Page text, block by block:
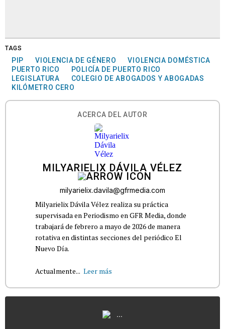
TAGS
PIP VIOLENCIA DE GÉNERO
VIOLENCIA DOMÉSTICA
PUERTO RICO
POLICÍA DE PUERTO RICO
LEGISLATURA
COLEGIO DE ABOGADOS Y ABOGADAS
KILÓMETRO CERO
ACERCA DEL AUTOR
MILYARIELIX DÁVILA VÉLEZ
milyarielix.davila@gfrmedia.com
Milyarielix Dávila Vélez realiza su práctica
supervisada en Periodismo en GFR Media, donde
trabajará de febrero a mayo de 2026 de manera
rotativa en distintas secciones del periódico El
Nuevo Día.
Actualmente... Leer más
...